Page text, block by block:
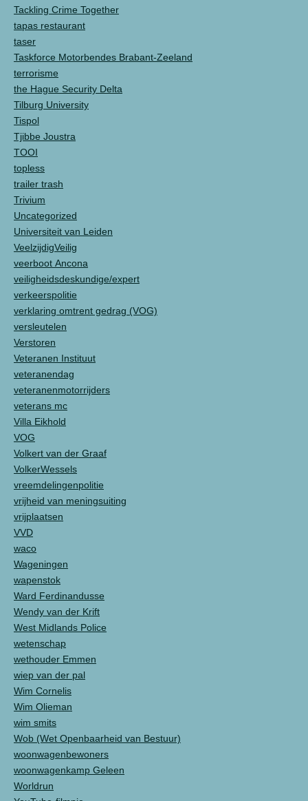
Tackling Crime Together
tapas restaurant
taser
Taskforce Motorbendes Brabant-Zeeland
terrorisme
the Hague Security Delta
Tilburg University
Tispol
Tjibbe Joustra
TOOI
topless
trailer trash
Trivium
Uncategorized
Universiteit van Leiden
VeelzijdigVeilig
veerboot Ancona
veiligheidsdeskundige/expert
verkeerspolitie
verklaring omtrent gedrag (VOG)
versleutelen
Verstoren
Veteranen Instituut
veteranendag
veteranenmotorrijders
veterans mc
Villa Eikhold
VOG
Volkert van der Graaf
VolkerWessels
vreemdelingenpolitie
vrijheid van meningsuiting
vrijplaatsen
VVD
waco
Wageningen
wapenstok
Ward Ferdinandusse
Wendy van der Krift
West Midlands Police
wetenschap
wethouder Emmen
wiep van der pal
Wim Cornelis
Wim Olieman
wim smits
Wob (Wet Openbaarheid van Bestuur)
woonwagenbewoners
woonwagenkamp Geleen
Worldrun